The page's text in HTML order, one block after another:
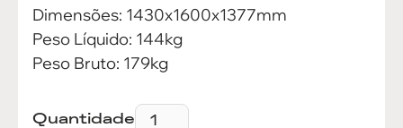
Dimensões: 1430x1600x1377mm
Peso Líquido: 144kg
Peso Bruto: 179kg
Quantidade